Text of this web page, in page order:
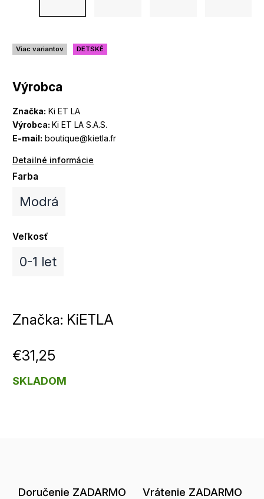
Výrobca
Značka: Ki ET LA
Výrobca: Ki ET LA S.A.S.
E-mail: boutique@kietla.fr
Detailné informácie
Viac variantov DETSKÉ
Farba
Modrá
Veľkosť
0-1 let
Značka: KiETLA
€31,25
SKLADOM
Doručenie ZADARMO Vrátenie ZADARMO